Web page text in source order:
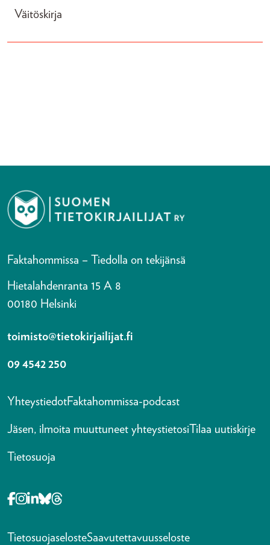
Väitöskirja
Faktahommissa – Tiedolla on tekijänsä
Hietalahdenranta 15 A 8
00180 Helsinki
toimisto@tietokirjailijat.fi
09 4542 250
YhteystiedotFaktahommissa-podcast
Jäsen, ilmoita muuttuneet yhteystietosi Tilaa uutiskirje
Tietosuoja
Opens in a new tab Facebook-f
Opens in a new tab Instagram
Opens in a new tab Linkedin-in
Opens in a new tab Bluesky
TietosuojaselosteSaavutettavuusseloste